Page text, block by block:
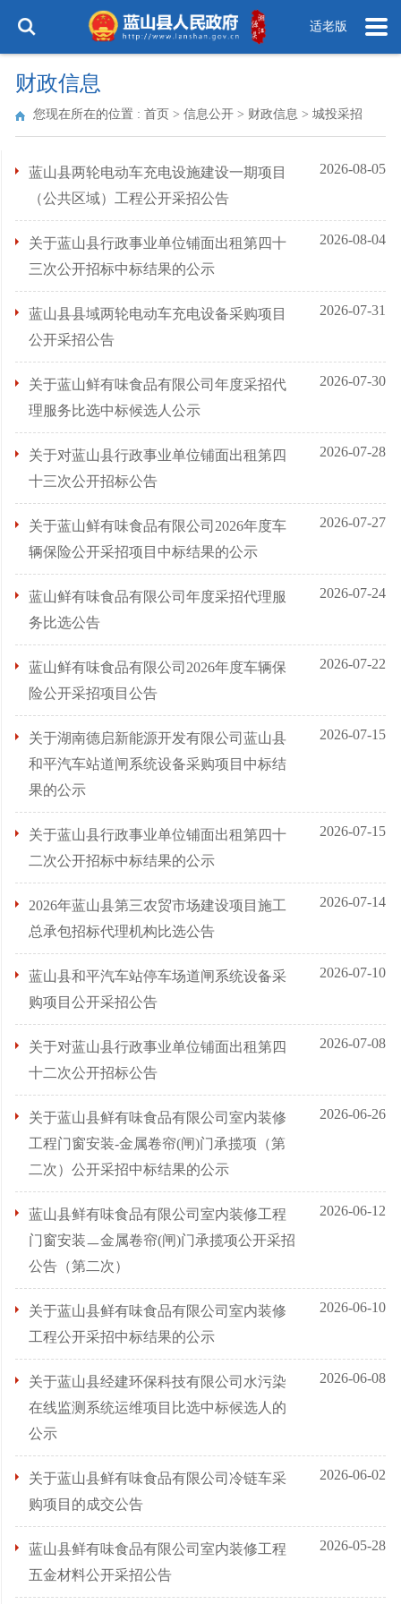
适老版
财政信息
您现在所在的位置 : 首页 > 信息公开 > 财政信息 > 城投采招
蓝山县两轮电动车充电设施建设一期项目
（公共区域）工程公开采招公告
2026-08-05
关于蓝山县行政事业单位铺面出租第四十
三次公开招标中标结果的公示
2026-08-04
蓝山县县域两轮电动车充电设备采购项目
公开采招公告
2026-07-31
关于蓝山鲜有味食品有限公司年度采招代
理服务比选中标候选人公示
2026-07-30
关于对蓝山县行政事业单位铺面出租第四
十三次公开招标公告
2026-07-28
关于蓝山鲜有味食品有限公司2026年度车
辆保险公开采招项目中标结果的公示
2026-07-27
蓝山鲜有味食品有限公司年度采招代理服
务比选公告
2026-07-24
蓝山鲜有味食品有限公司2026年度车辆保
险公开采招项目公告
2026-07-22
关于湖南德启新能源开发有限公司蓝山县
和平汽车站道闸系统设备采购项目中标结
果的公示
2026-07-15
关于蓝山县行政事业单位铺面出租第四十
二次公开招标中标结果的公示
2026-07-15
2026年蓝山县第三农贸市场建设项目施工
总承包招标代理机构比选公告
2026-07-14
蓝山县和平汽车站停车场道闸系统设备采
购项目公开采招公告
2026-07-10
关于对蓝山县行政事业单位铺面出租第四
十二次公开招标公告
2026-07-08
关于蓝山县鲜有味食品有限公司室内装修
工程门窗安装-金属卷帘(闸)门承揽项（第
二次）公开采招中标结果的公示
2026-06-26
蓝山县鲜有味食品有限公司室内装修工程
门窗安装ㅡ金属卷帘(闸)门承揽项公开采招
公告（第二次）
2026-06-12
关于蓝山县鲜有味食品有限公司室内装修
工程公开采招中标结果的公示
2026-06-10
关于蓝山县经建环保科技有限公司水污染
在线监测系统运维项目比选中标候选人的
公示
2026-06-08
关于蓝山县鲜有味食品有限公司冷链车采
购项目的成交公告
2026-06-02
蓝山县鲜有味食品有限公司室内装修工程
五金材料公开采招公告
2026-05-28